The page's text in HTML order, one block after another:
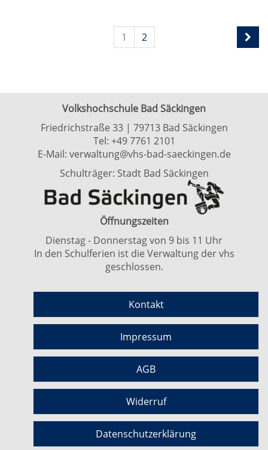
1 2
Volkshochschule Bad Säckingen
Friedrichstraße 33 | 79713 Bad Säckingen
Tel: +49 7761 2101
E-Mail: verwaltung@vhs-bad-saeckingen.de
Schulträger: Stadt Bad Säckingen
Öffnungszeiten
Dienstag - Donnerstag von 9 bis 11 Uhr
In den Schulferien ist die Verwaltung der vhs
geschlossen.
Kontakt
Impressum
AGB
Widerruf
Datenschutzerklärung